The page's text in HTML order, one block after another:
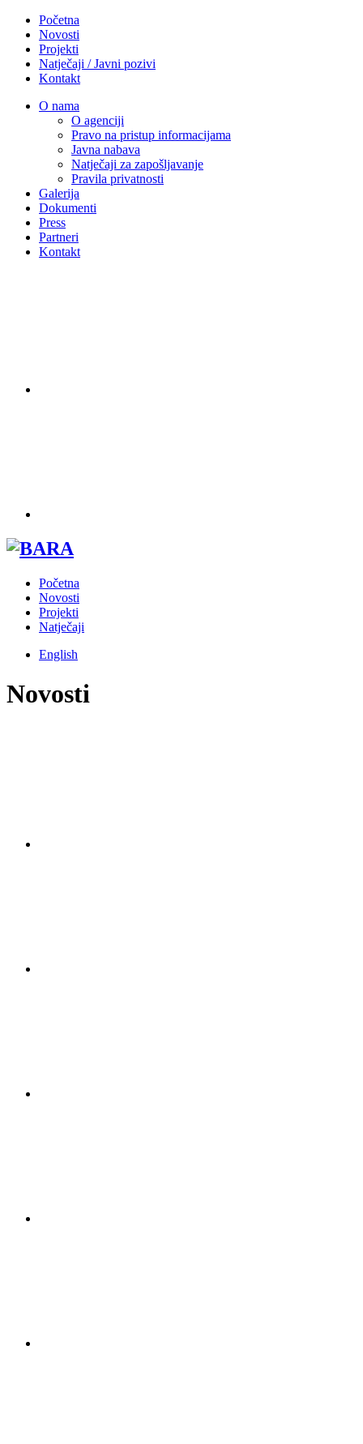
Početna
Novosti
Projekti
Natječaji / Javni pozivi
Kontakt
O nama
O agenciji
Pravo na pristup informacijama
Javna nabava
Natječaji za zapošljavanje
Pravila privatnosti
Galerija
Dokumenti
Press
Partneri
Kontakt
Početna
Novosti
Projekti
Natječaji
English
Novosti